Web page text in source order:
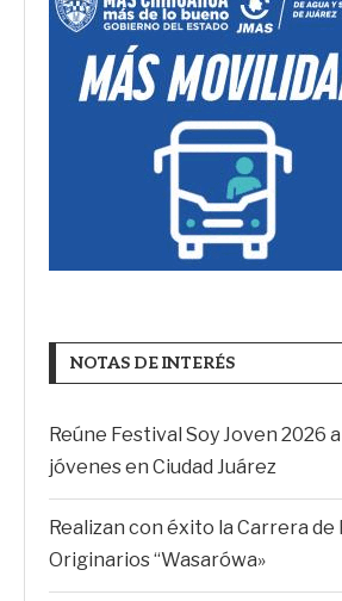
NOTAS DE INTERÉS
Reúne Festival Soy Joven 2026
jóvenes en Ciudad Juárez
Realizan con éxito la Carrera de
Originarios “Wasarówa»